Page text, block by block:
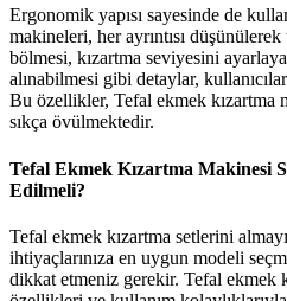
Ergonomik yapısı sayesinde de
makineleri, her ayrıntısı
bölmesi, kızartma seviyesini
alınabilmesi gibi detaylar,
Bu özellikler, Tefal ekmek kızartma
sıkça övülmektedir.
Tefal Ekmek Kızartma Makinesi
Edilmeli?
Tefal ekmek kızartma setlerini
ihtiyaçlarınıza en uygun modeli
dikkat etmeniz gerekir. Tefal ekmek